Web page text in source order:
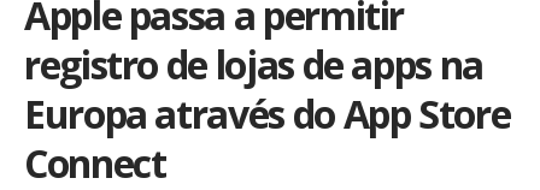
Apple passa a permitir
registro de lojas de apps na
Europa através do App Store
Connect